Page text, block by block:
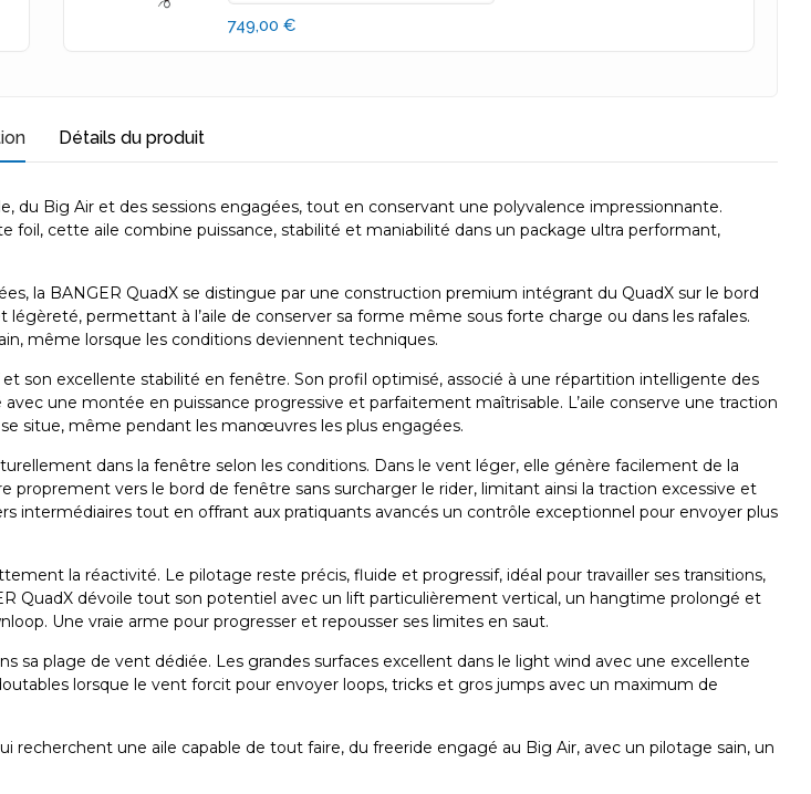
749,00 €
Détails du produit
du Big Air et des sessions engagées, tout en conservant une polyvalence impressionnante.
foil, cette aile combine puissance, stabilité et maniabilité dans un package ultra performant,
la BANGER QuadX se distingue par une construction premium intégrant du QuadX sur le bord
permettant à l’aile de conserver sa forme même sous forte charge ou dans les rafales.
même lorsque les conditions deviennent techniques.
son excellente stabilité en fenêtre. Son profil optimisé, associé à une répartition intelligente des
une montée en puissance progressive et parfaitement maîtrisable. L’aile conserve une traction
situe, même pendant les manœuvres les plus engagées.
dans la fenêtre selon les conditions. Dans le vent léger, elle génère facilement de la
vers le bord de fenêtre sans surcharger le rider, limitant ainsi la traction excessive et
intermédiaires tout en offrant aux pratiquants avancés un contrôle exceptionnel pour envoyer plus
la réactivité. Le pilotage reste précis, fluide et progressif, idéal pour travailler ses transitions,
QuadX dévoile tout son potentiel avec un lift particulièrement vertical, un hangtime prolongé et
Une vraie arme pour progresser et repousser ses limites en saut.
sa plage de vent dédiée. Les grandes surfaces excellent dans le light wind avec une excellente
lorsque le vent forcit pour envoyer loops, tricks et gros jumps avec un maximum de
recherchent une aile capable de tout faire, du freeride engagé au Big Air, avec un pilotage sain, un